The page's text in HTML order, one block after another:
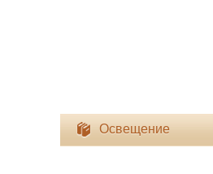
Освещение